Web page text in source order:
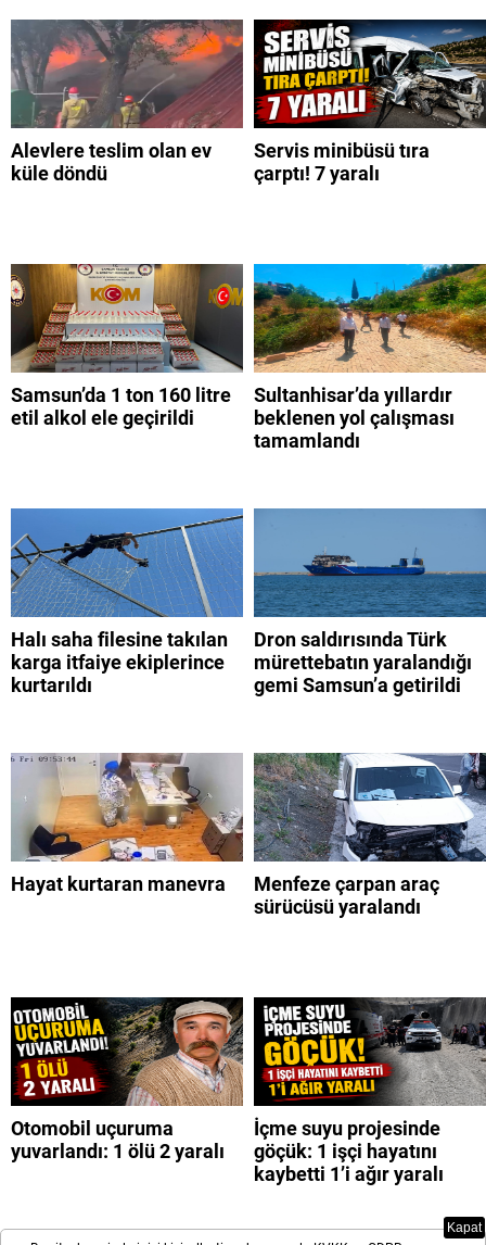
Alevlere teslim olan ev
küle döndü
Servis minibüsü tıra
çarptı! 7 yaralı
Samsun’da 1 ton 160 litre
etil alkol ele geçirildi
Sultanhisar’da yıllardır
beklenen yol çalışması
tamamlandı
Halı saha filesine takılan
karga itfaiye ekiplerince
kurtarıldı
Dron saldırısında Türk
mürettebatın yaralandığı
gemi Samsun’a getirildi
Hayat kurtaran manevra
Menfeze çarpan araç
sürücüsü yaralandı
Otomobil uçuruma
yuvarlandı: 1 ölü 2 yaralı
İçme suyu projesinde
göçük: 1 işçi hayatını
kaybetti 1’i ağır yaralı
Kapat